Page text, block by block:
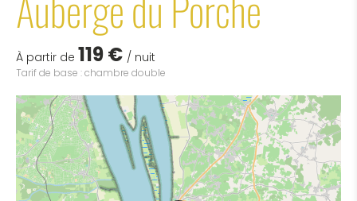
À partir de 119 € / nuit
Tarif de base : chambre double